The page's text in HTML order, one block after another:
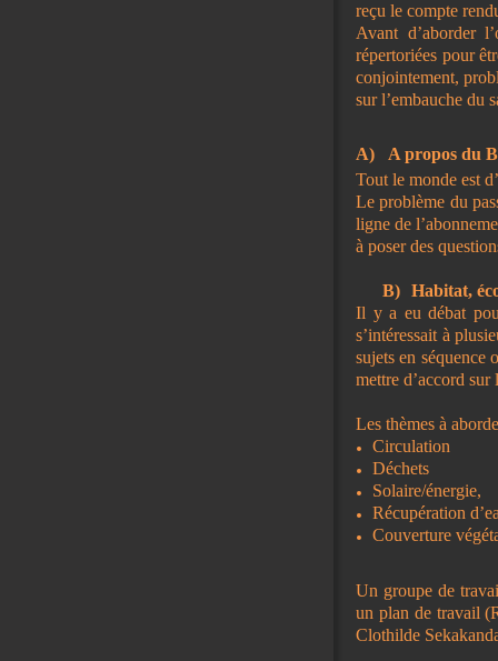
reçu le compte
Avant d’aborder
répertoriées pour
conjointement,
sur l’embauche du
A)
A propos du
Tout le monde est
Le problème du
ligne de
à poser des
B) Habitat,
Il y a eu débat
s’intéressait à
sujets en séquence
mettre d’accord sur
Les thèmes à
Circulation
Déchets
Solaire/énergie,
Récupération
Couverture
Un groupe de
un plan de travail
Clothilde